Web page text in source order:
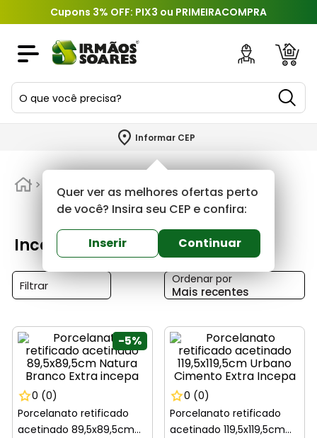
Cupons 3% OFF: PIX3 ou PRIMEIRACOMPRA
O que você precisa?
Informar CEP
Quer ver as melhores ofertas perto
de você? Insira seu CEP e confira:
Inserir Continuar
Incepa ceramicas
Incepa ceramicas
Ordenar por
Mais recentes
Filtrar
-5%
0 (0)
Porcelanato retificado
acetinado 89,5x89,5cm
0 (0)
Porcelanato retificado
acetinado 119,5x119,5cm
TERMOS MAIS BUSCADOS
2º
porta
revestimento
telha
6º
argamassa
8º
cimento
9º
vaso sanitário
10º torneira